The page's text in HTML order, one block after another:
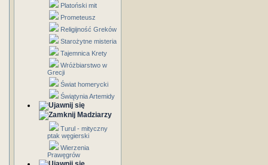
Platoński mit
Prometeusz
Religijność Greków
Starożytne misteria
Tajemnica Krety
Wróżbiarstwo w
Grecji
Świat homerycki
Świątynia Artemidy
Madziarzy
Turul - mityczny
ptak węgierski
Wierzenia
Prawęgrów